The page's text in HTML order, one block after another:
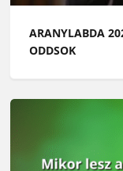
ARANYLABDA
ODDSOK